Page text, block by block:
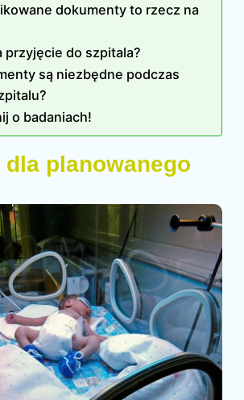
dokumenty to rzecz na
przyjęcie do szpitala?
są niezbędne podczas
o badaniach!
planowanego